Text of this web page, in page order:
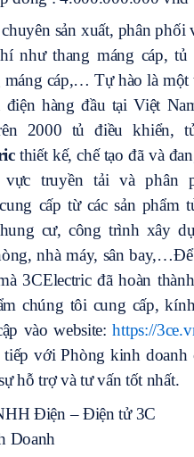
chuyên sản xuất, phân phối
như thang máng cáp, tủ
máng cáp,… Tự hào là một
điện hàng đầu tại Việt
2000 tủ điều khiển,
thiết kế, chế tạo đã và
truyền tải và phân
cấp từ các sản phẩm
cư, công trình xây
nhà máy, sân bay,…Để
3CElectric đã hoàn
chúng tôi cung cấp,
vào website:https://
tiếp với Phòng kinh doanh
hỗ trợ và tư vấn tốt nhất.
Điện – Điện tử 3C
Doanh